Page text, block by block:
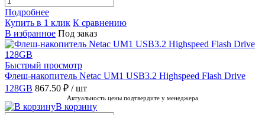
Подробнее
Купить в 1 клик К сравнению
В избранное Под заказ
Быстрый просмотр
Флеш-накопитель Netac UM1 USB3.2 Highspeed Flash Drive
128GB 867.50 ₽ / шт
Актуальность цены подтвердите у менеджера
В корзину